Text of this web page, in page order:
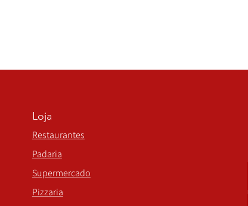
Loja
Restaurantes
Padaria
Supermercado
Pizzaria